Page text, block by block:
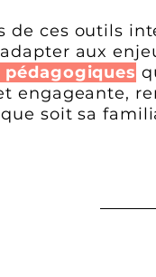
de ces outils
aux
pédagogiques
engageante,
soit sa